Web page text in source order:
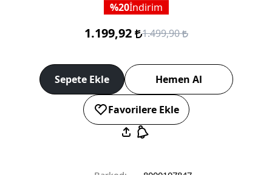
20İndirim
1.199,92 1.499,90
Sepete Ekle Hemen Al
Favorilere Ekle